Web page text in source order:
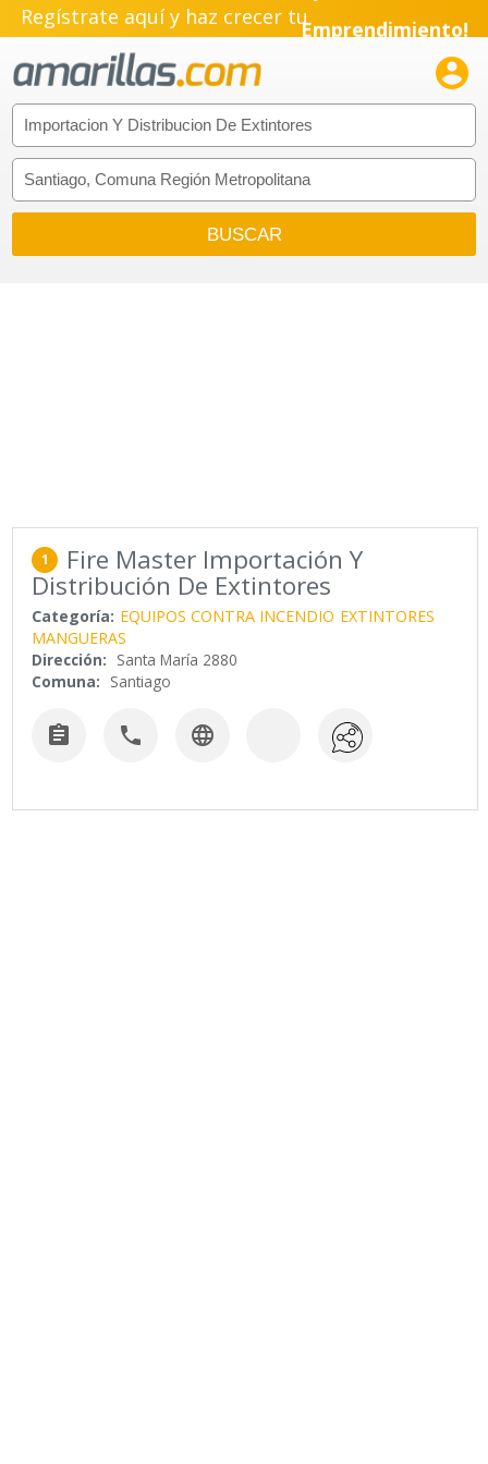
Regístrate aquí y haz crecer tuEmprendimiento!

1 Fire Master Importación Y
Distribución De Extintores
Categoría: EQUIPOS CONTRA INCENDIO EXTINTORES
MANGUERAS
Dirección: Santa María 2880
Comuna: Santiago
  